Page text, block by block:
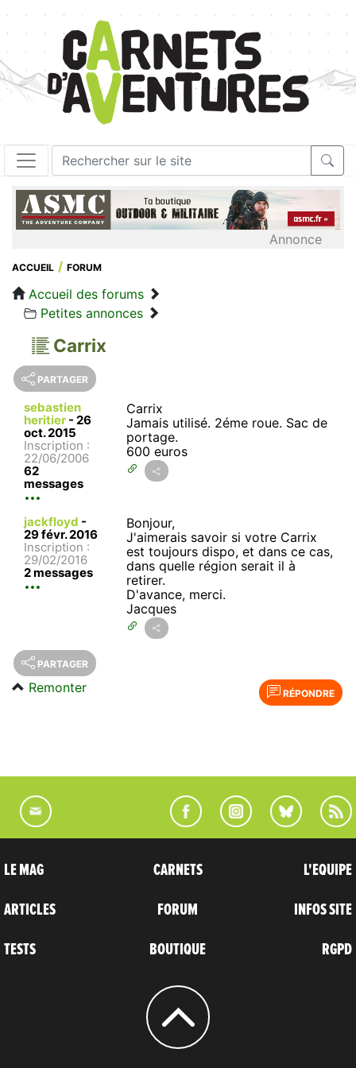
Annonce
ACCUEIL FORUM
Accueil des forums
Petites annonces
Carrix
PARTAGER
sebastien
heritier - 26
oct. 2015
Inscription :
22/06/2006
62
messages
Carrix
Jamais utilisé. 2éme roue. Sac de
portage.
600 euros
jackfloyd -
29 févr. 2016
Inscription :
29/02/2016
2 messages
Bonjour,
J'aimerais savoir si votre Carrix
est toujours dispo, et dans ce cas,
dans quelle région serait il à
retirer.
D'avance, merci.
Jacques
PARTAGER
RÉPONDRE
Remonter
LE MAG
ARTICLES
TESTS
CARNETS
FORUM
BOUTIQUE
L'EQUIPE
INFOS SITE
RGPD